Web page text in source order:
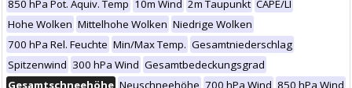
850 hPa Pot. Äquiv. Temp 10m Wind 2m Taupunkt CAPE/LI
Hohe Wolken Mittelhohe Wolken Niedrige Wolken
700 hPa Rel. Feuchte Min/Max Temp. Gesamtniederschlag
Spitzenwind 300 hPa Wind Gesamtbedeckungsgrad
Gesamtschneehöhe Neuschneehöhe 700 hPa Wind 850 hPa Wind